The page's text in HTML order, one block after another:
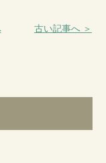
古い記事へ ＞